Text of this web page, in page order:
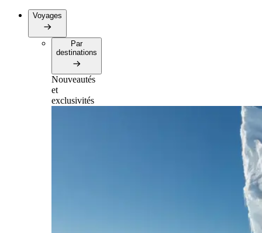
Voyages
Par
destinations
Nouveautés
et
exclusivités